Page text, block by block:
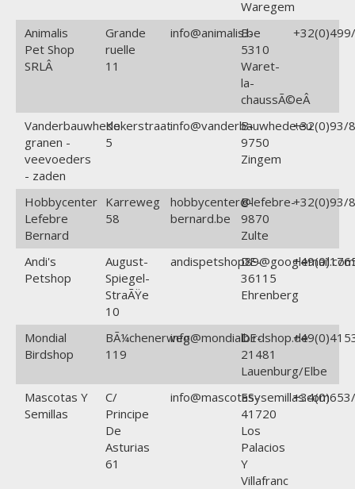
Waregem
Animalis
Pet Shop
SRLÂ
Grande
ruelle
11
info@animalis.be
B-
5310
Waret-
la-
chaussÃ©eÂ
Vanderbauwhede
granen -
veevoeders
- zaden
Kokerstraat
5
info@vanderbauwhede.eu
B-
9750
Zingem
+32(0)93/
Hobbycenter
Lefebre
Bernard
Karreweg
58
hobbycenter@lefebre-
bernard.be
B-
9870
Zulte
+32(0)93/
Andi's
Petshop
August-
Spiegel-
StraÃŸe
10
andispetshop89@googlemail.com
DE-
36115
Ehrenberg
Mondial
Birdshop
BÃ¼chenerweg
119
info@mondialbirdshop.de
DE-
21481
Lauenburg/Elbe
Mascotas Y
Semillas
C/
Principe
De
Asturias
61
info@mascotasysemillas.com
ES-
41720
Los
Palacios
Y
Villafranc